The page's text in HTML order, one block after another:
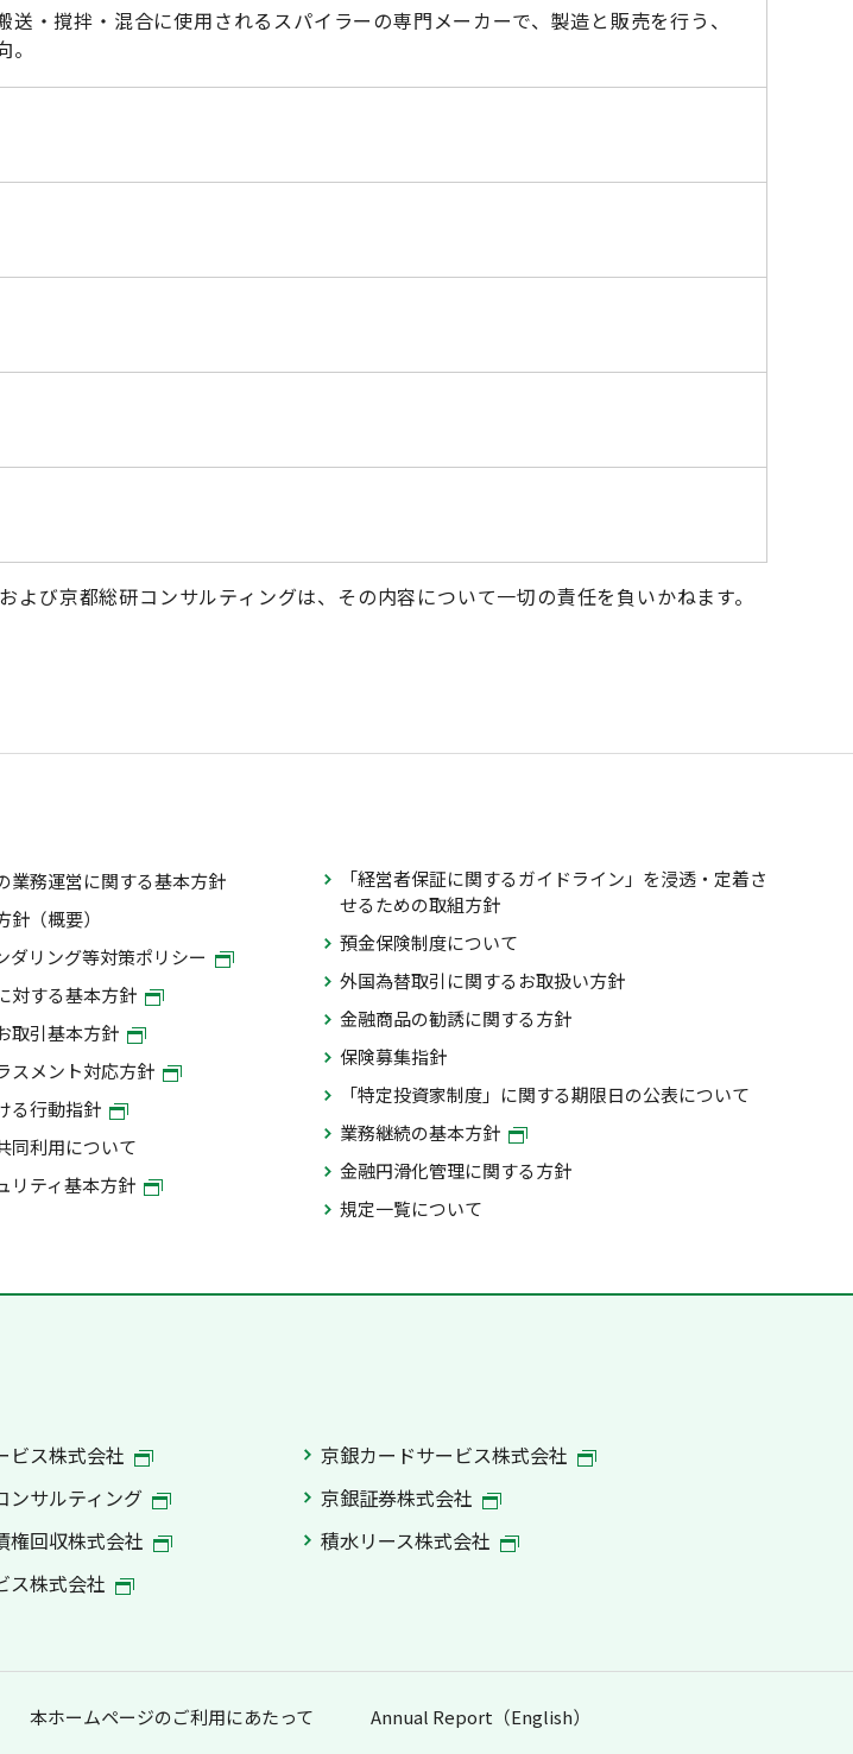
送・撹拌・混合に使用されるスパイラーの専門メーカーで、製造と販売を行う、
び京都総研コンサルティングは、その内容について一切の責任を負いかねます。
業務運営に関する基本方針
（概要）
ダリング等対策ポリシー
対する基本方針
取引基本方針
スメント対応方針
る行動指針
同利用について
リティ基本方針
「経営者保証に関するガイドライン」を浸透・定着さ
せるための取組方針
預金保険制度について
外国為替取引に関するお取扱い方針
金融商品の勧誘に関する方針
保険募集指針
「特定投資家制度」に関する期限日の公表について
業務継続の基本方針
金融円滑化管理に関する方針
規定一覧について
ビス株式会社
京銀カードサービス株式会社
ンサルティング
京銀証券株式会社
権回収株式会社
積水リース株式会社
ス株式会社
本ホームページのご利用にあたって Annual Report（English）